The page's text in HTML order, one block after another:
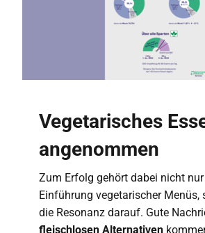
Vegetarisches
angenommen
Zum Erfolg gehört dabei nicht
Einführung vegetarischer Menüs,
die Resonanz darauf. Gute
fleischlosen Alternativen